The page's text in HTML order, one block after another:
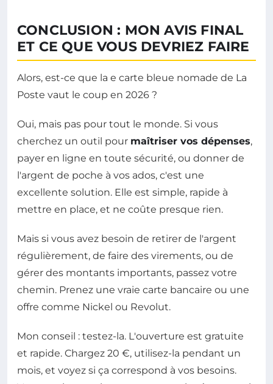
CONCLUSION : MON AVIS FINAL
ET CE QUE VOUS DEVRIEZ FAIRE
Alors, est-ce que la e carte bleue nomade de La
Poste vaut le coup en 2026 ?
Oui, mais pas pour tout le monde. Si vous
cherchez un outil pour maîtriser vos dépenses,
payer en ligne en toute sécurité, ou donner de
l'argent de poche à vos ados, c'est une
excellente solution. Elle est simple, rapide à
mettre en place, et ne coûte presque rien.
Mais si vous avez besoin de retirer de l'argent
régulièrement, de faire des virements, ou de
gérer des montants importants, passez votre
chemin. Prenez une vraie carte bancaire ou une
offre comme Nickel ou Revolut.
Mon conseil : testez-la. L'ouverture est gratuite
et rapide. Chargez 20 €, utilisez-la pendant un
mois, et voyez si ça correspond à vos besoins.